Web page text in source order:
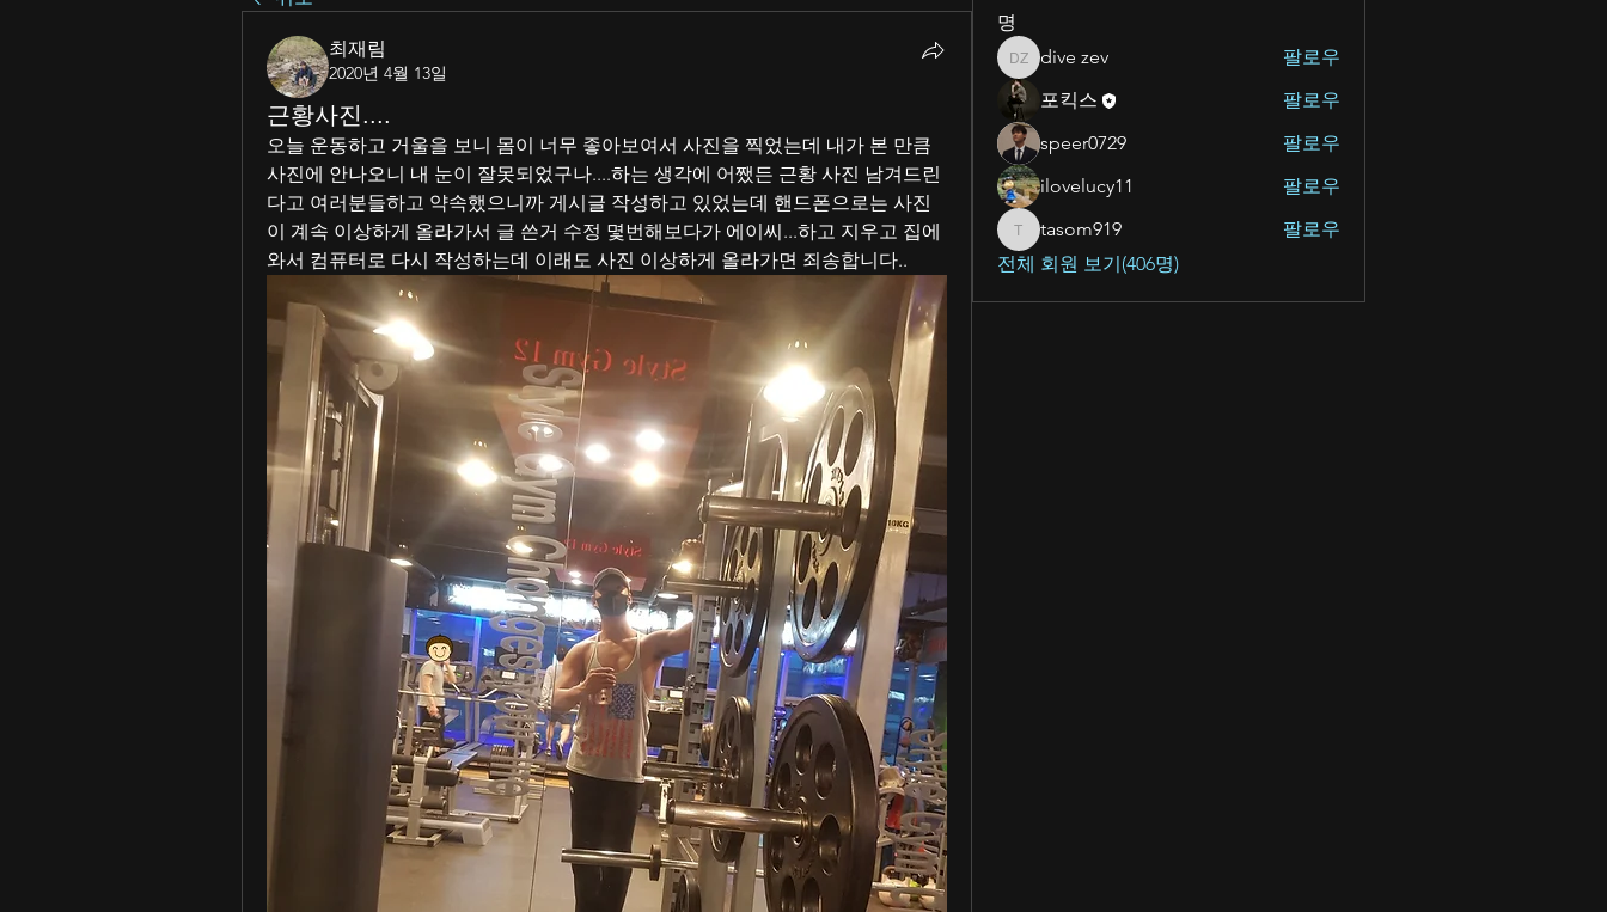
최재림
2020년 4월 13일
근황사진....
오늘 운동하고 거울을 보니 몸이 너무 좋아보여서 사진을 찍었는데 내가 본 만큼
사진에 안나오니 내 눈이 잘못되었구나....하는 생각에 어쨌든 근황 사진 남겨드린
다고 여러분들하고 약속했으니까 게시글 작성하고 있었는데 핸드폰으로는 사진
이 계속 이상하게 올라가서 글 쓴거 수정 몇번해보다가 에이씨...하고 지우고 집에
와서 컴퓨터로 다시 작성하는데 이래도 사진 이상하게 올라가면 죄송합니다..
명
dive zev
dive zev
팔로우
포킥스
팔로우
speer0729
팔로우
ilovelucy11
팔로우
tasom919
tasom919
팔로우
전체 회원 보기(406명)